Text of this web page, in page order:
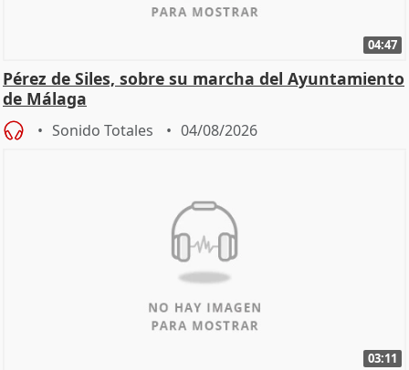
04:47
Pérez de Siles, sobre su marcha del Ayuntamiento
de Málaga
Sonido Totales 04/08/2026
03:11